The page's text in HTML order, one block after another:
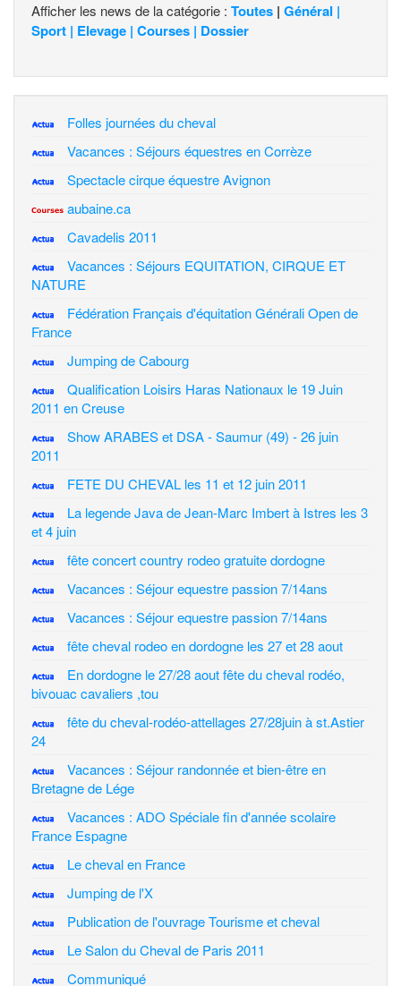
Afficher les news de la catégorie : Toutes | Général |
Sport | Elevage | Courses | Dossier
Folles journées du cheval
Vacances : Séjours équestres en Corrèze
Spectacle cirque équestre Avignon
aubaine.ca
Cavadelis 2011
Vacances : Séjours EQUITATION, CIRQUE ET
NATURE
Fédération Français d'équitation Générali Open de
France
Jumping de Cabourg
Qualification Loisirs Haras Nationaux le 19 Juin
2011 en Creuse
Show ARABES et DSA - Saumur (49) - 26 juin
2011
FETE DU CHEVAL les 11 et 12 juin 2011
La legende Java de Jean-Marc Imbert à Istres les 3
et 4 juin
fête concert country rodeo gratuite dordogne
Vacances : Séjour equestre passion 7/14ans
Vacances : Séjour equestre passion 7/14ans
fête cheval rodeo en dordogne les 27 et 28 aout
En dordogne le 27/28 aout fête du cheval rodéo,
bivouac cavaliers ,tou
fête du cheval-rodéo-attellages 27/28juin à st.Astier
24
Vacances : Séjour randonnée et bien-être en
Bretagne de Lége
Vacances : ADO Spéciale fin d'année scolaire
France Espagne
Le cheval en France
Jumping de l'X
Publication de l'ouvrage Tourisme et cheval
Le Salon du Cheval de Paris 2011
Communiqué